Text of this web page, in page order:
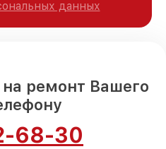
данных
на ремонт Вашего
68-30